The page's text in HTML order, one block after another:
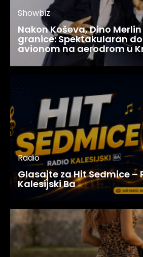
Showbiz
Nakon Koševa, Dino
granice: Spektakularan
avionom na aerodrom u
Radio
Glasajte za Hit Sedmice –
Kalesijski Ba